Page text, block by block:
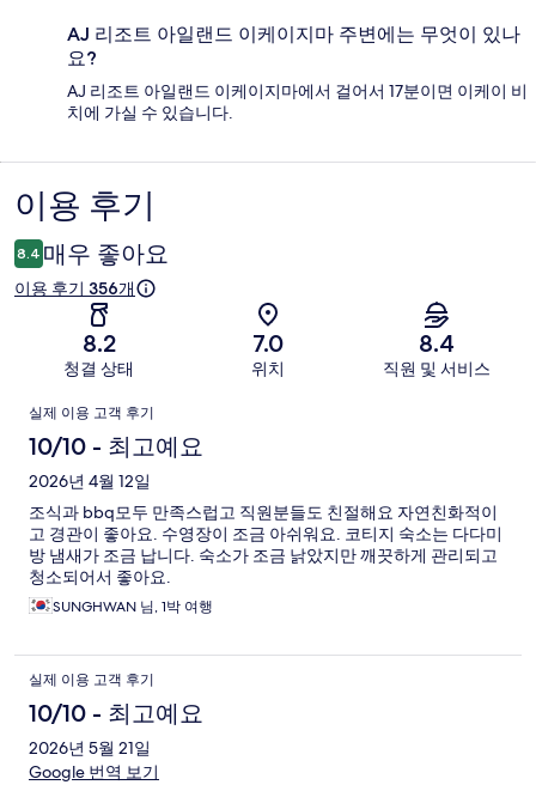
AJ 리조트 아일랜드 이케이지마 주변에는 무엇이 있나
요?
AJ 리조트 아일랜드 이케이지마에서 걸어서 17분이면 이케이 비
치에 가실 수 있습니다.
이
용
후
이용 후기
8.4 매우 좋아요
이용 후기 356개
8.2
청결 상태
7.0
위치
8.4
직원 및 서비스
이
용
후
기
실제 이용 고객 후기
10/10 - 최고예요
2026년 4월 12일
조식과 bbq모두 만족스럽고 직원분들도 친절해요 자연친화적이
고 경관이 좋아요. 수영장이 조금 아쉬워요. 코티지 숙소는 다다미
방 냄새가 조금 납니다. 숙소가 조금 낡았지만 깨끗하게 관리되고
청소되어서 좋아요.
SUNGHWAN 님, 1박 여행
실제 이용 고객 후기
10/10 - 최고예요
2026년 5월 21일
Google 번역 보기